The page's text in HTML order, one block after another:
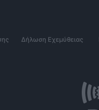
Δήλωση Εχεμύθειας